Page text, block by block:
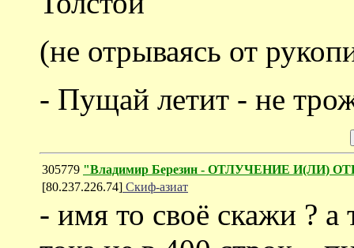
(не отрываясь от
- Пущай летит - не
305779 "Владимир Березин - ОТЛУЧЕНИЕ И(ЛИ)
[80.237.226.74] Скиф-азиат
- имя то своё скажи ?